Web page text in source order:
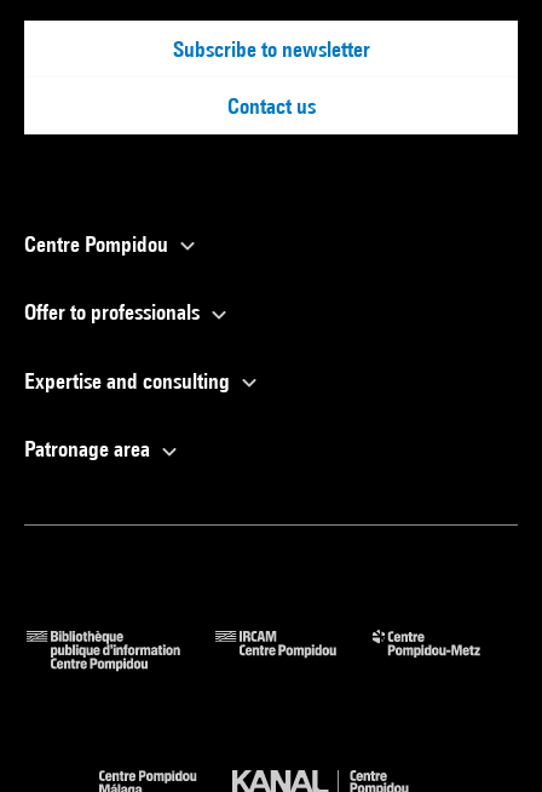
Subscribe to newsletter
Contact us
Centre Pompidou
Offer to professionals
Expertise and consulting
Patronage area